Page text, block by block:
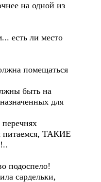
на одной из
есть ли место
помещаться
быть на
для
питаемся, ТАКИЕ
подоспело!
сардельки,